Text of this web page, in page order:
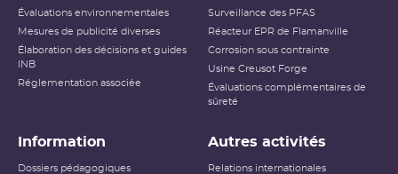
Évaluations environnementales
Mesures de publicité diverses
Élaboration des décisions et guides
INB
Réglementation associée
Surveillance des PFAS
Réacteur EPR de Flamanville
Corrosion sous contrainte
Usine Creusot Forge
Évaluations complémentaires de
sûreté
Information
Dossiers pédagogiques
Autres activités
Relations internationales